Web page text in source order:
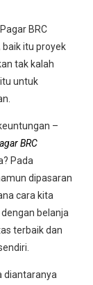
BRC
itu proyek
tak kalah
untuk
–
BRC
Pada
dipasaran
cara kita
belanja
terbaik dan
diantaranya